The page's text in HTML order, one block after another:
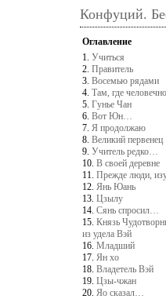
Конфуций.
Оглавление
1. Учиться
2. Правитель
3. Восемью рядами
4. Там, где
5. Гунье Чан
6. Вот Юн…
7. Я продолжаю
8. Великий первенец
9. Учитель редко…
10. В своей деревне
11. Прежде люди,
12. Янь Юань
13. Цзылу
14. Сянь спросил…
15. Князь
из удела Вэй
16. Младший
17. Ян хо
18. Владетель Вэй
19. Цзы-чжан
20. Яо сказал…